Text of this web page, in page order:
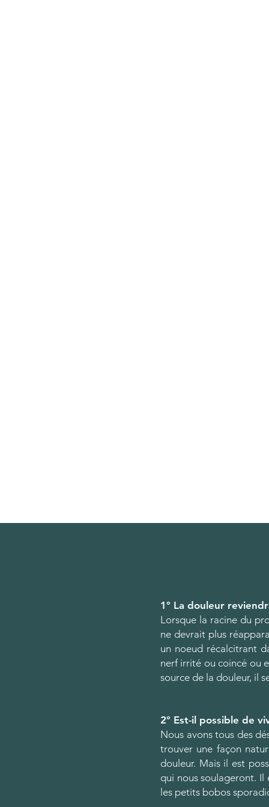
1° La douleur
Lorsque la racine du
ne devrait plus
un noeud récalcitrant
nerf irrité ou coincé ou
source de la douleur, il
2° Est-il possible de
Nous avons tous des
trouver une façon
douleur. Mais il est
qui nous soulageront. Il
les petits bobos